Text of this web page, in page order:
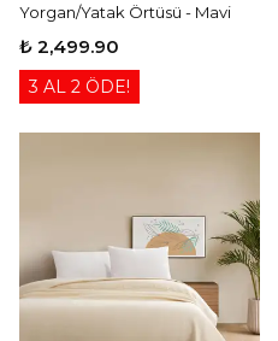
Yorgan/Yatak Örtüsü - Mavi
₺ 2,499.90
3 AL 2 ÖDE!